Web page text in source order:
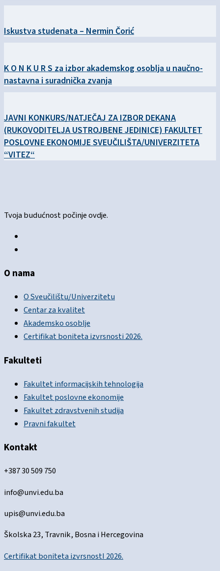
Iskustva studenata – Nermin Čorić
K O N K U R S za izbor akademskog osoblja u naučno-
nastavna i suradnička zvanja
JAVNI KONKURS/NATJEČAJ ZA IZBOR DEKANA
(RUKOVODITELJA USTROJBENE JEDINICE) FAKULTET
POSLOVNE EKONOMIJE SVEUČILIŠTA/UNIVERZITETA
“VITEZ“
Tvoja budućnost počinje ovdje.
O nama
O Sveučilištu/Univerzitetu
Centar za kvalitet
Akademsko osoblje
Certifikat boniteta izvrsnosti 2026.
Fakulteti
Fakultet informacijskih tehnologija
Fakultet poslovne ekonomije
Fakultet zdravstvenih studija
Pravni fakultet
Kontakt
+387 30 509 750
info@unvi.edu.ba
upis@unvi.edu.ba
Školska 23, Travnik, Bosna i Hercegovina
Certifikat boniteta izvrsnostI 2026.